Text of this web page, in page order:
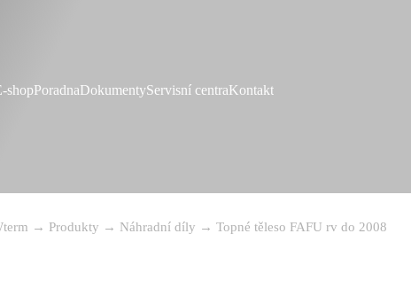
shopPoradnaDokumentyServisní centraKontakt
→ Produkty → Náhradní díly →Topné těleso FAFU rv do 2008